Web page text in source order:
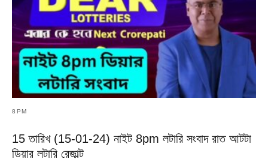
8PM
15 তারিখ (15-01-24) নাইট 8pm লটারি সংবাদ রাত আটটা
ডিয়ার লটারি রেজাল্ট